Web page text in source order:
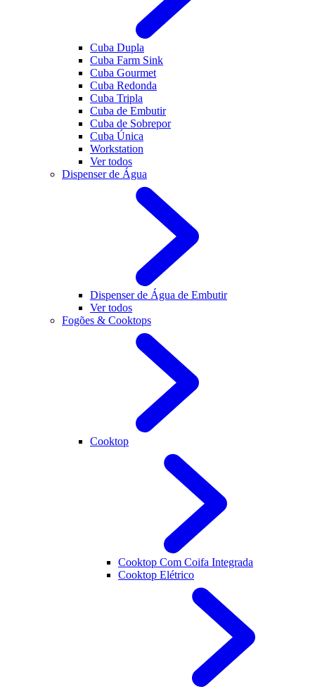
Cuba Dupla
Cuba Farm Sink
Cuba Gourmet
Cuba Redonda
Cuba Tripla
Cuba de Embutir
Cuba de Sobrepor
Cuba Única
Workstation
Ver todos
Dispenser de Água
Dispenser de Água de Embutir
Ver todos
Fogões & Cooktops
Cooktop
Cooktop Com Coifa Integrada
Cooktop Elétrico